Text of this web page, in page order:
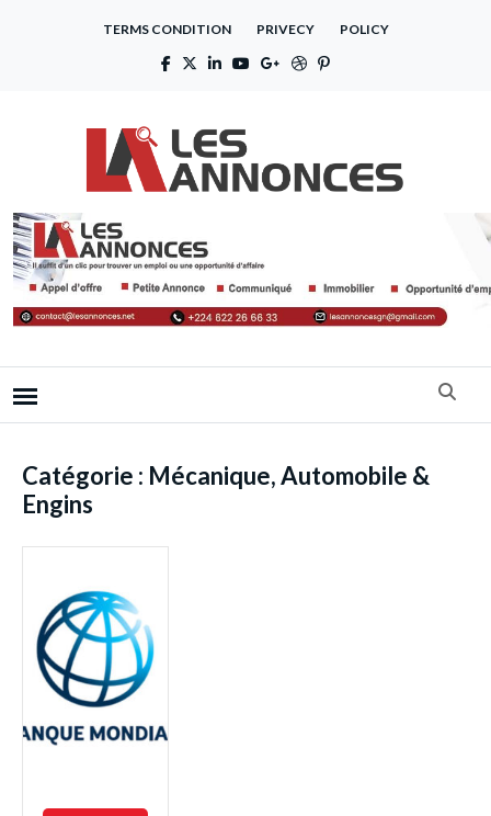
TERMS CONDITION PRIVECY POLICY
Catégorie : Mécanique, Automobile &
Engins